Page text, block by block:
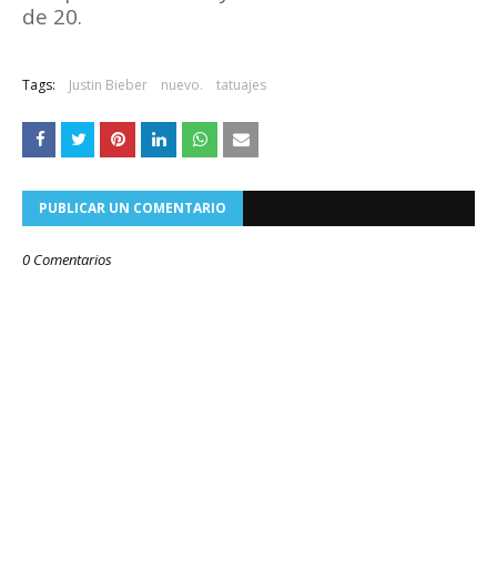
de 20.
Tags: Justin Bieber nuevo. tatuajes
PUBLICAR UN COMENTARIO
0 Comentarios